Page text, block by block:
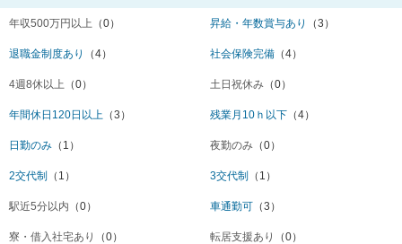
年収500万円以上 （0） 昇給・年数賞与あり （3）
退職金制度あり （4） 社会保険完備 （4）
4週8休以上 （0） 土日祝休み （0）
年間休日120日以上 （3） 残業月10ｈ以下 （4）
日勤のみ （1） 夜勤のみ （0）
2交代制 （1） 3交代制 （1）
駅近5分以内 （0） 車通勤可 （3）
寮・借入社宅あり （0） 転居支援あり （0）